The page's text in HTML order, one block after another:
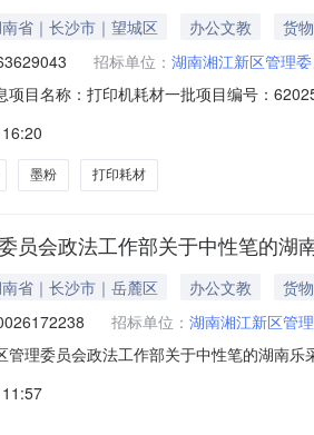
省｜长沙市｜望城区 办公文教
货物
招标单位： 湖南湘江新区管理
项目名称：打印机耗材一批项目编号：
控制金额(元)意向品牌墨粉核心参数要求:
墨粉 打印耗材
员会政法工作部关于中性笔的湖
省｜长沙市｜岳麓区 办公文教
货物
招标单位： 湖南湘江新区管
管理委员会政法工作部关于中性笔的湖南
理委员会报价起止时间：-二、采购单位信